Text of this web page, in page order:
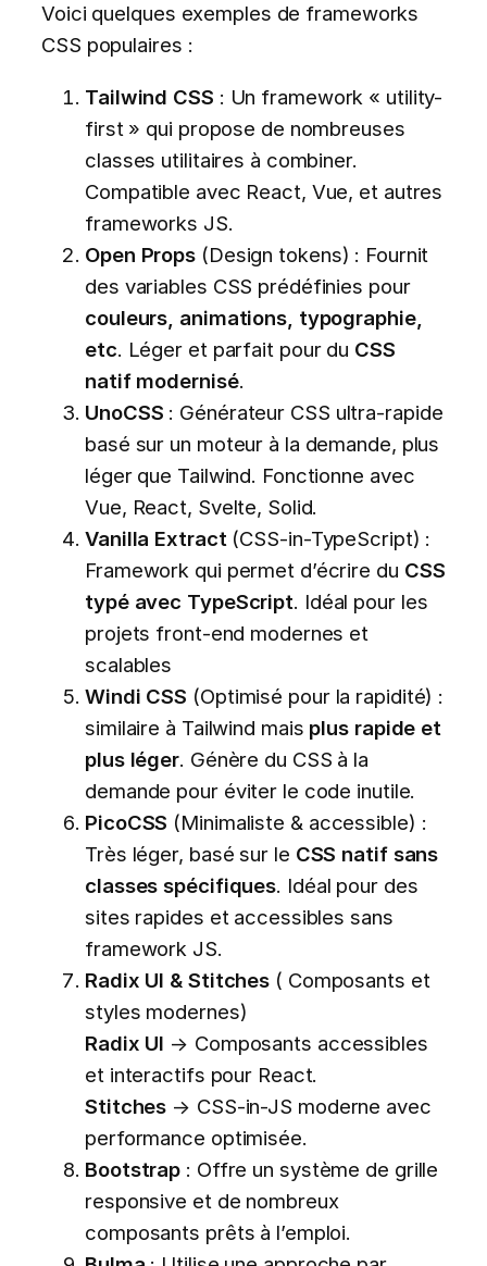
Voici quelques exemples de frameworks
CSS populaires :
Tailwind CSS : Un framework « utility-
first » qui propose de nombreuses
classes utilitaires à combiner.
Compatible avec React, Vue, et autres
frameworks JS.
Open Props (Design tokens) : Fournit
des variables CSS prédéfinies pour
couleurs, animations, typographie,
etc. Léger et parfait pour du CSS
natif modernisé.
UnoCSS : Générateur CSS ultra-rapide
basé sur un moteur à la demande, plus
léger que Tailwind. Fonctionne avec
Vue, React, Svelte, Solid.
Vanilla Extract (CSS-in-TypeScript) :
Framework qui permet d’écrire du CSS
typé avec TypeScript. Idéal pour les
projets front-end modernes et
scalables
Windi CSS (Optimisé pour la rapidité) :
similaire à Tailwind mais plus rapide et
plus léger. Génère du CSS à la
demande pour éviter le code inutile.
PicoCSS (Minimaliste & accessible) :
Très léger, basé sur le CSS natif sans
classes spécifiques. Idéal pour des
sites rapides et accessibles sans
framework JS.
Radix UI & Stitches ( Composants et
styles modernes)
Radix UI → Composants accessibles
et interactifs pour React.
Stitches → CSS-in-JS moderne avec
performance optimisée.
Bootstrap : Offre un système de grille
responsive et de nombreux
composants prêts à l’emploi.